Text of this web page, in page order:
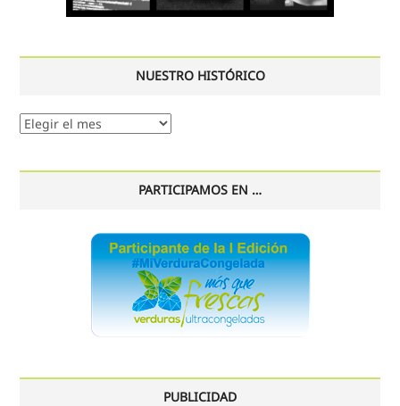
NUESTRO HISTÓRICO
Nuestro
PARTICIPAMOS EN …
PUBLICIDAD